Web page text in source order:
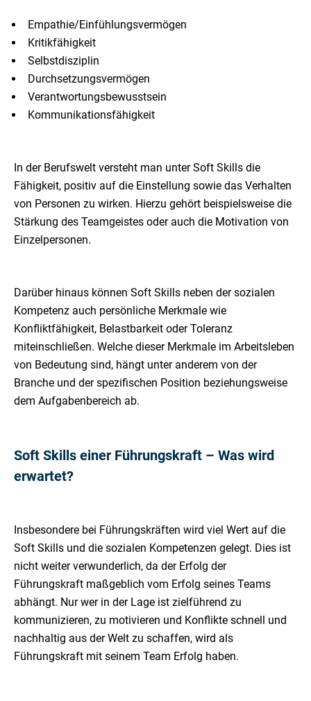
Empathie/Einfühlungsvermögen
Kritikfähigkeit
Selbstdisziplin
Durchsetzungsvermögen
Verantwortungsbewusstsein
Kommunikationsfähigkeit
In der Berufswelt versteht man unter Soft Skills die
Fähigkeit, positiv auf die Einstellung sowie das Verhalten
von Personen zu wirken. Hierzu gehört beispielsweise die
Stärkung des Teamgeistes oder auch die Motivation von
Einzelpersonen.
Darüber hinaus können Soft Skills neben der sozialen
Kompetenz auch persönliche Merkmale wie
Konfliktfähigkeit, Belastbarkeit oder Toleranz
miteinschließen. Welche dieser Merkmale im Arbeitsleben
von Bedeutung sind, hängt unter anderem von der
Branche und der spezifischen Position beziehungsweise
dem Aufgabenbereich ab.
Soft Skills einer Führungskraft – Was wird
erwartet?
Insbesondere bei Führungskräften wird viel Wert auf die
Soft Skills und die sozialen Kompetenzen gelegt. Dies ist
nicht weiter verwunderlich, da der Erfolg der
Führungskraft maßgeblich vom Erfolg seines Teams
abhängt. Nur wer in der Lage ist zielführend zu
kommunizieren, zu motivieren und Konflikte schnell und
nachhaltig aus der Welt zu schaffen, wird als
Führungskraft mit seinem Team Erfolg haben.